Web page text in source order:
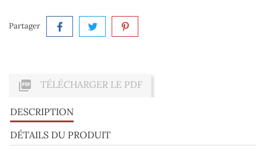
Partager
 TÉLÉCHARGER LE PDF
DESCRIPTION
DÉTAILS DU PRODUIT